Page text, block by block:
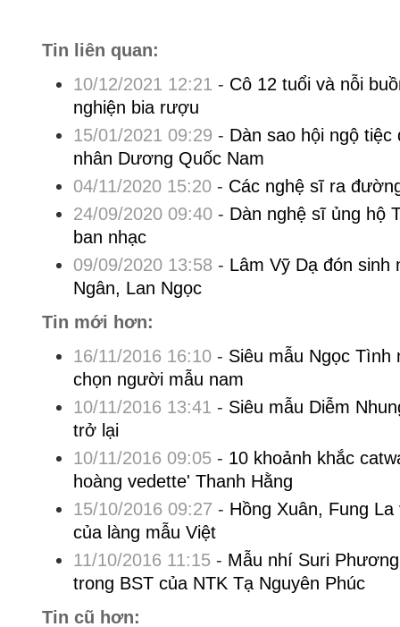
Tin liên quan:
10/12/2021 12:21 - Cô 12 tuổi và nỗi
nghiện bia rượu
15/01/2021 09:29 - Dàn sao hội ngộ tiệc
nhân Dương Quốc Nam
04/11/2020 15:20- Các nghệ sĩ ra
24/09/2020 09:40- Dàn nghệ sĩ ủng hộ
ban nhạc
09/09/2020 13:58 - Lâm Vỹ Dạ đón sinh
Ngân, Lan Ngọc
Tin mới hơn:
16/11/2016 16:10- Siêu mẫu Ngọc Tình
chọn người mẫu nam
10/11/2016 13:41 - Siêu mẫu Diễm
trở lại
10/11/2016 09:05- 10 khoảnh khắc
hoàng vedette' Thanh Hằng
15/10/2016 09:27 - Hồng Xuân, Fung
của làng mẫu Việt
11/10/2016 11:15- Mẫu nhí Suri
trong BST của NTK Tạ Nguyên Phúc
Tin cũ hơn: